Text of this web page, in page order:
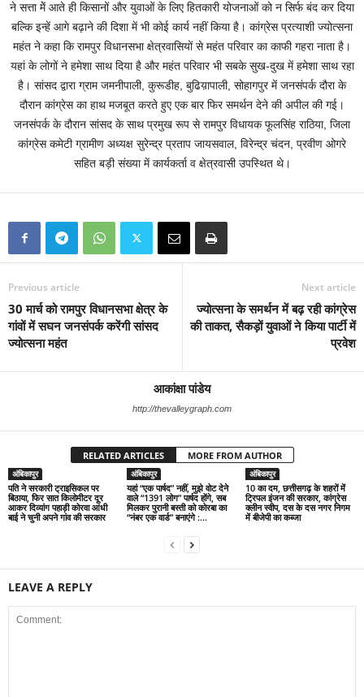
ने सत्ता मेें आते ही किसानों और युवाओं के लिए हितकारी योजनाओं को न सिर्फ बंद कर दिया
बल्कि इन्हें आगे बढ़ाने की दिशा में भी कोई कार्य नहीं किया है। कांग्रेस प्रत्याशी ज्योत्सना
महंत ने कहा कि रामपुर विधानसभा क्षेत्रवासियों से महंत परिवार का काफी गहरा नाता है।
यहां के लोगों ने हमेशा साथ दिया है और महंत परिवार भी सबके सुख-दुख में हमेशा साथ रहा
है। सांसद द्वारा ग्राम जमनीपाली, कुरूडीह, बुढिय़ापाली, सोहागपुर में जनसंपर्क दौरा के
दौरान कांग्रेस का हाथ मजबूत करते हुए एक बार फिर समर्थन देने की अपील की गई।
जनसंपर्क के दौरान सांसद के साथ प्रमुख रूप से रामपुर विधायक फूलसिंह राठिया, जिला
कांग्रेस कमेटी ग्रामीण अध्यक्ष सुरेन्द्र प्रताप जायसवाल, विरेन्द्र चंदन, प्रवीण ओगरे
सहित बड़ी संख्या में कार्यकर्ता व क्षेत्रवासी उपस्थित थे।
Previous article
30 मार्च को रामपुर विधानसभा क्षेत्र के
गांवों में सघन जनसंपर्क करेंगी सांसद
ज्योत्सना महंत
Next article
ज्योत्सना के समर्थन में बढ़ रही कांग्रेस
की ताकत, सैकड़ों युवाओं ने किया पार्टी में
प्रवेश
आकांक्षा पांडेय
http://thevalleygraph.com
RELATED ARTICLES MORE FROM AUTHOR
अंबिकापुर
पति ने सरकारी ट्राइसिकल पर
बिठाया, फिर सात किलोमीटर दूर
आकर दिव्यांग पहाड़ी कोरवा आंधी
बाई ने चुनी अपने गांव की सरकार
अंबिकापुर
यहां “एक पार्षद” नहीं, मुझे वोट देने
वाले “1391 लोग” पार्षद होंगे, सब
मिलकर पुरानी बस्ती को कोरबा का
“नंबर एक वार्ड” बनाएंगे :...
अंबिकापुर
10 का दम, छत्तीसगढ़ के शहरों में
ट्रिपल इंजन की सरकार, कांग्रेस
क्लीन स्वीप, दस के दस नगर निगम
में बीजेपी का कब्जा
LEAVE A REPLY